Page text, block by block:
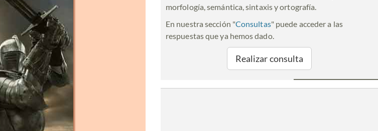
morfología, semántica, sintaxis y ortografía.
En nuestra sección "Consultas" puede acceder a las
respuestas que ya hemos dado.
Realizar consulta